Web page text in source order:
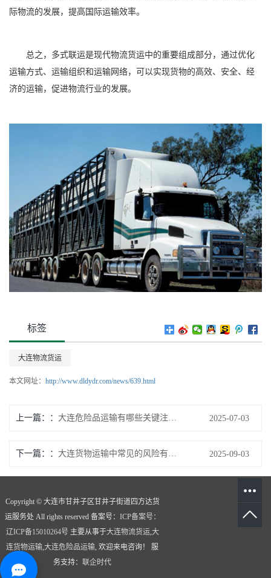
际物流的发展，提高国际运输效率。
总之，多式联运是现代物流货运中的重要组成部分，通过优化
运输方式、运输组织和运输网络，可以实现货物的高效、安全、经
济的运输，促进物流行业的发展。
标签
大连物流货运
本文网址： http://www.dldydr.com/news/639.html
上一篇： 2025-07-03
下一篇： 2025-09-03
Copyright © 大连市甘井子区甘井子街道四方达货
运服务处 All rights reserved 备案号： ICP备案号：
辽ICP备15010264号 主要从事于大连物流货运,大
连货物运输,大连危险品运输, 欢迎来电咨询！服
务支持：联企时代